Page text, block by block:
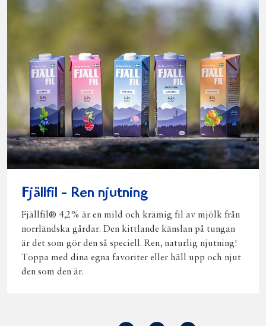
Fjällfil - Ren njutning
Fjällfil® 4,2% är en mild och krämig fil av mjölk från
norrländska gårdar. Den kittlande känslan på tungan
är det som gör den så speciell. Ren, naturlig njutning!
Toppa med dina egna favoriter eller häll upp och njut
den som den är.